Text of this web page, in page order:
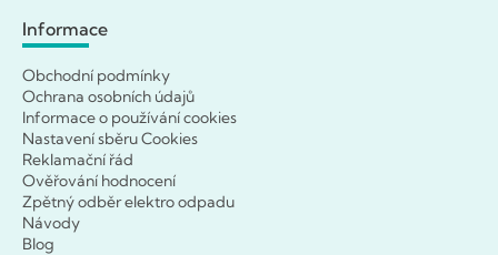
Informace
Obchodní podmínky
Ochrana osobních údajů
Informace o používání cookies
Nastavení sběru Cookies
Reklamační řád
Ověřování hodnocení
Zpětný odběr elektro odpadu
Návody
Blog